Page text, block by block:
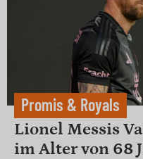
Promis & Royals
Lionel Messis
im Alter von 68